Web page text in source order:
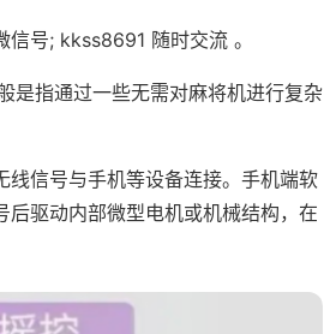
号; kkss8691 随时交流 。
是指通过一些无需对麻将机进行复杂
线信号与手机等设备连接。手机端软
驱动内部微型电机或机械结构，在